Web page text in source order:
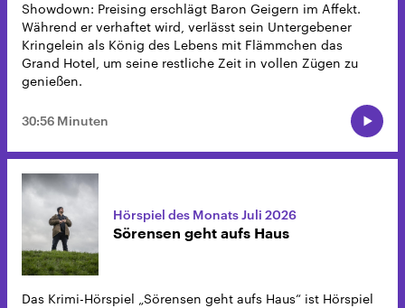
Showdown: Preising erschlägt Baron Geigern im Affekt.
Während er verhaftet wird, verlässt sein Untergebener
Kringelein als König des Lebens mit Flämmchen das
Grand Hotel, um seine restliche Zeit in vollen Zügen zu
genießen.
30:56 Minuten
Hörspiel des Monats Juli 2026
Sörensen geht aufs Haus
Das Krimi-Hörspiel „Sörensen geht aufs Haus“ ist Hörspiel